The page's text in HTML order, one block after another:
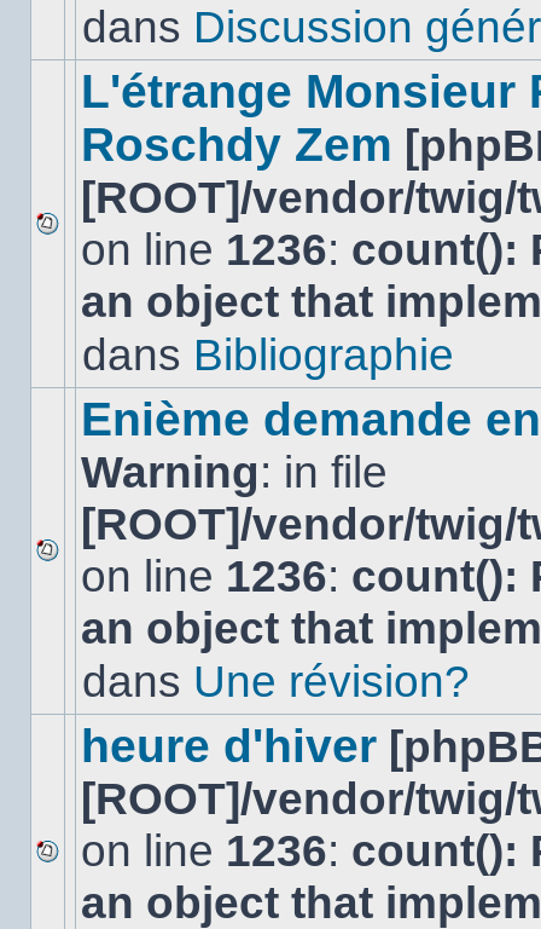
dansdans Discussion
Aucun
nouveau
message
non-
dans
L'étrange Monsieur
Roschdy Zem
[ROOT]/vendor/
on line 1236: count():
an object that
dans Bibliographie
Aucun
nouveau
message
non-
dans
sujet.
Enième demande
Warning: in file
[ROOT]/vendor/
on line 1236: count():
an object that
dans Une révision?
Aucun
nouveau
message
heure d'hiver
[ROOT]/vendor/
on line 1236: count():
an object that